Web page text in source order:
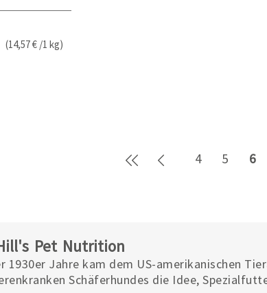
(14,57 € /1 kg)
Erste Seite
Zurück
4 5 6
Pet Nutrition
1930er Jahre kam dem US-amerikanischen
Schäferhundes die Idee,